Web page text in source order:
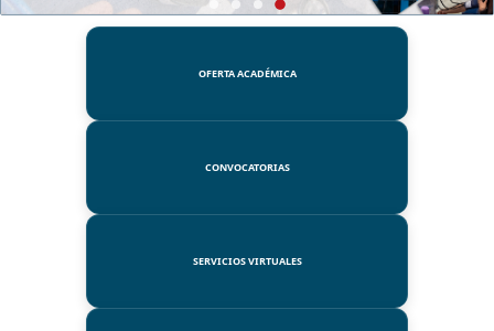
OFERTA ACADÉMICA
CONVOCATORIAS
SERVICIOS VIRTUALES